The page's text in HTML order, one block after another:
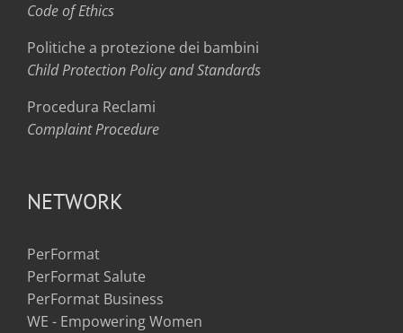
Code of Ethics
Politiche a protezione dei bambini
Child Protection Policy and Standards
Procedura Reclami
Complaint Procedure
NETWORK
PerFormat
PerFormat Salute
PerFormat Business
WE - Empowering Women